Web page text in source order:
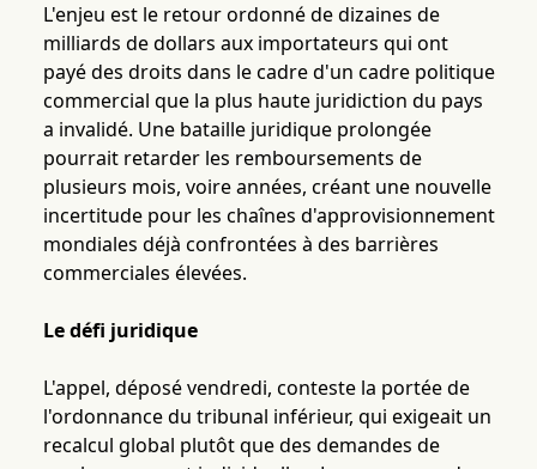
L'enjeu est le retour ordonné de dizaines de
milliards de dollars aux importateurs qui ont
payé des droits dans le cadre d'un cadre politique
commercial que la plus haute juridiction du pays
a invalidé. Une bataille juridique prolongée
pourrait retarder les remboursements de
plusieurs mois, voire années, créant une nouvelle
incertitude pour les chaînes d'approvisionnement
mondiales déjà confrontées à des barrières
commerciales élevées.
Le défi juridique
L'appel, déposé vendredi, conteste la portée de
l'ordonnance du tribunal inférieur, qui exigeait un
recalcul global plutôt que des demandes de